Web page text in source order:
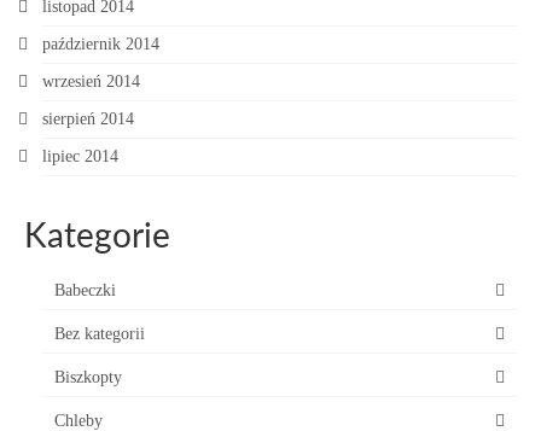
listopad 2014
październik 2014
wrzesień 2014
sierpień 2014
lipiec 2014
Kategorie
Babeczki
Bez kategorii
Biszkopty
Chleby